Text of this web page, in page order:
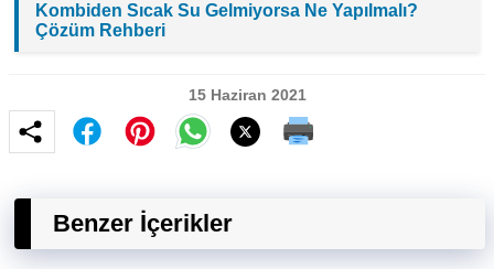
Kombiden Sıcak Su Gelmiyorsa Ne Yapılmalı?
Çözüm Rehberi
15 Haziran 2021
Benzer İçerikler